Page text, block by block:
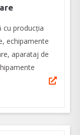
cu producția
echipamente
aparataj de